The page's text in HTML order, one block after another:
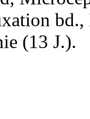
bd.,
(13 J.).